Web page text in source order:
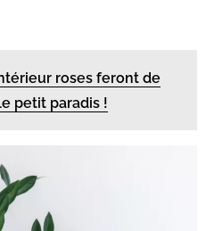
roses feront de
petit paradis !